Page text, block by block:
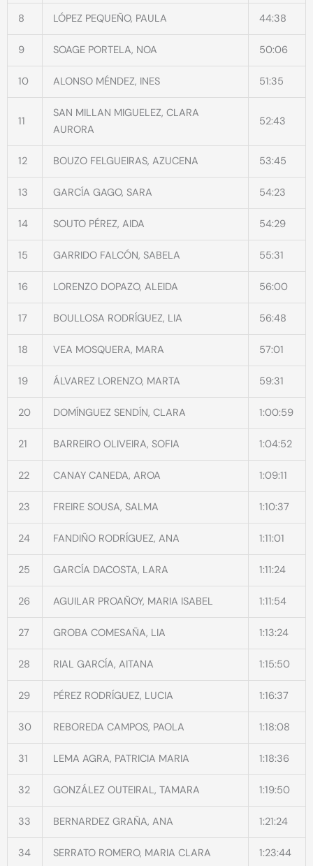
8 LÓPEZ PEQUEÑO, PAULA 44:38
9 SOAGE PORTELA, NOA 50:06
10 ALONSO MÉNDEZ, INES 51:35
11
SAN MILLAN MIGUELEZ, CLARA
AURORA
52:43
12 BOUZO FELGUEIRAS, AZUCENA 53:45
13 GARCÍA GAGO, SARA 54:23
14 SOUTO PÉREZ, AIDA 54:29
15 GARRIDO FALCÓN, SABELA 55:31
16 LORENZO DOPAZO, ALEIDA 56:00
17 BOULLOSA RODRÍGUEZ, LIA 56:48
18 VEA MOSQUERA, MARA 57:01
19 ÁLVAREZ LORENZO, MARTA 59:31
20 DOMÍNGUEZ SENDÍN, CLARA 1:00:59
21 BARREIRO OLIVEIRA, SOFIA 1:04:52
22 CANAY CANEDA, AROA 1:09:11
23 FREIRE SOUSA, SALMA 1:10:37
24 FANDIÑO RODRÍGUEZ, ANA 1:11:01
25 GARCÍA DACOSTA, LARA 1:11:24
26 AGUILAR PROAÑOY, MARIA ISABEL 1:11:54
27 GROBA COMESAÑA, LIA 1:13:24
28 RIAL GARCÍA, AITANA 1:15:50
29 PÉREZ RODRÍGUEZ, LUCIA 1:16:37
30 REBOREDA CAMPOS, PAOLA 1:18:08
31 LEMA AGRA, PATRICIA MARIA 1:18:36
32 GONZÁLEZ OUTEIRAL, TAMARA 1:19:50
33 BERNARDEZ GRAÑA, ANA 1:21:24
34 SERRATO ROMERO, MARIA CLARA 1:23:44